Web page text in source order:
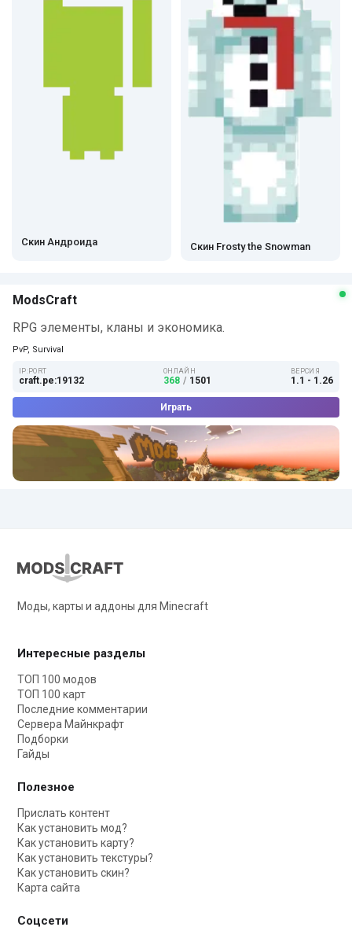
Скин Андроида Скин Frosty the Snowman
ModsCraft
RPG элементы, кланы и экономика.
PvP, Survival
IP:PORT
craft.pe:19132
ОНЛАЙН
368 / 1501
ВЕРСИЯ
1.1 - 1.26
Играть
Моды, карты и аддоны для Minecraft
Интересные разделы
ТОП 100 модов
ТОП 100 карт
Последние комментарии
Сервера Майнкрафт
Подборки
Гайды
Полезное
Прислать контент
Как установить мод?
Как установить карту?
Как установить текстуры?
Как установить скин?
Карта сайта
Соцсети